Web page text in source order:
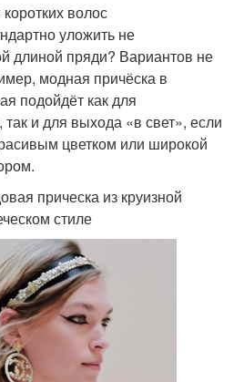
волос
уложить не
длиной пряди? Вариантов не
модная причёска в
подойдёт как для
и для выхода «в свет», если
цветком или широкой
прическа из круизной
стиле